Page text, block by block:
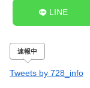
LINE
速報中
Tweets by 728_info